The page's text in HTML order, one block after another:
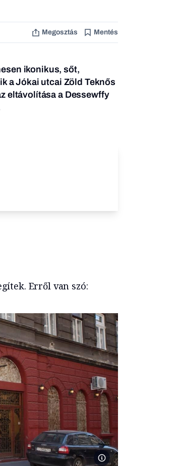
Megosztás Mentés
ikonikus, sőt,
a Jókai utcai Zöld Teknős
eltávolítása a Dessewffy
Erről van szó:
A Zöld Teknős teázó utcafrontja